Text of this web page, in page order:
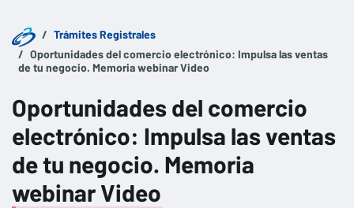
Trámites Registrales
Oportunidades del comercio electrónico: Impulsa las ventas
de tu negocio. Memoria webinar Video
Oportunidades del comercio
electrónico: Impulsa las ventas
de tu negocio. Memoria
webinar Video